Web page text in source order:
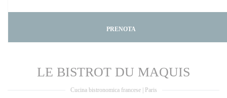
PRENOTA
LE BISTROT DU MAQUIS
Cucina bistronomica francese Paris